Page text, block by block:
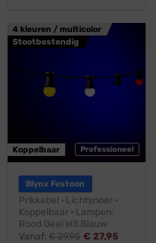
4 kleuren / multicolor
Stootbestendig
Professioneel
Koppelbaar
Blynx Festoon
Prikkabel · Lichtsnoer ·
Koppelbaar · Lampen:
Rood Geel Wit Blauw
Vanaf:€29,95 € 27,95